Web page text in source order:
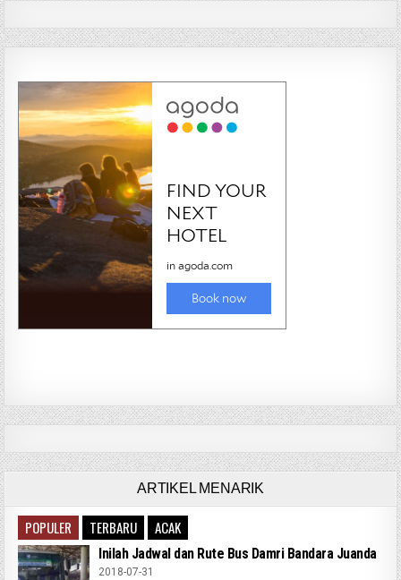
ARTIKEL MENARIK
POPULER TERBARU ACAK
Inilah Jadwal dan Rute Bus Damri Bandara Juanda
2018-07-31